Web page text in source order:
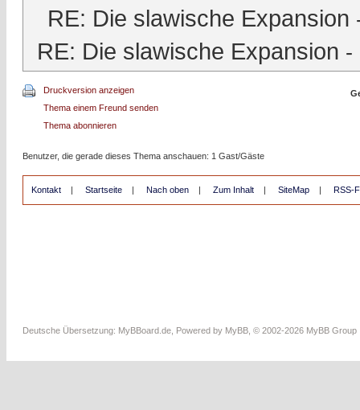
RE: Die slawische Expansion
RE: Die slawische Expansion -
Druckversion anzeigen
Thema einem Freund senden
Thema abonnieren
Benutzer, die gerade dieses Thema anschauen: 1 Gast/Gäste
Kontakt | Startseite | Nach oben | Zum Inhalt | SiteMap | RSS-
Deutsche Übersetzung: MyBBoard.de , Powered by MyBB , © 2002-2026 MyBB Group